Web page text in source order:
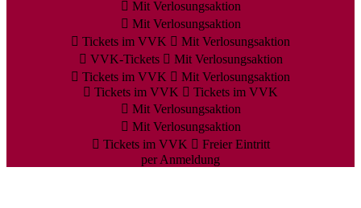
Mit Verlosungsaktion
Mit Verlosungsaktion
Tickets im VVK
Mit Verlosungsaktion
VVK-Tickets
Mit Verlosungsaktion
Tickets im VVK
Mit Verlosungsaktion
Tickets im VVK
Tickets im VVK
Mit Verlosungsaktion
Mit Verlosungsaktion
Tickets im VVK
Freier Eintritt
per Anmeldung